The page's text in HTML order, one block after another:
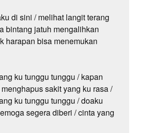
di sini / melihat langit terang
bintang jatuh mengalihkan
harapan bisa menemukan
ku tunggu tunggu / kapan
sakit yang ku rasa /
ku tunggu tunggu / doaku
segera diberi / cinta yang